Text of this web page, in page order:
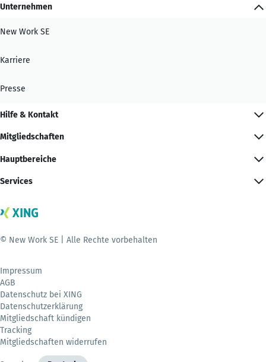
Unternehmen
New Work SE
Karriere
Presse
Hilfe & Kontakt
Mitgliedschaften
Hauptbereiche
Services
© New Work SE | Alle Rechte vorbehalten
Impressum
AGB
Datenschutz bei XING
Datenschutzerklärung
Mitgliedschaft kündigen
Tracking
Mitgliedschaften widerrufen